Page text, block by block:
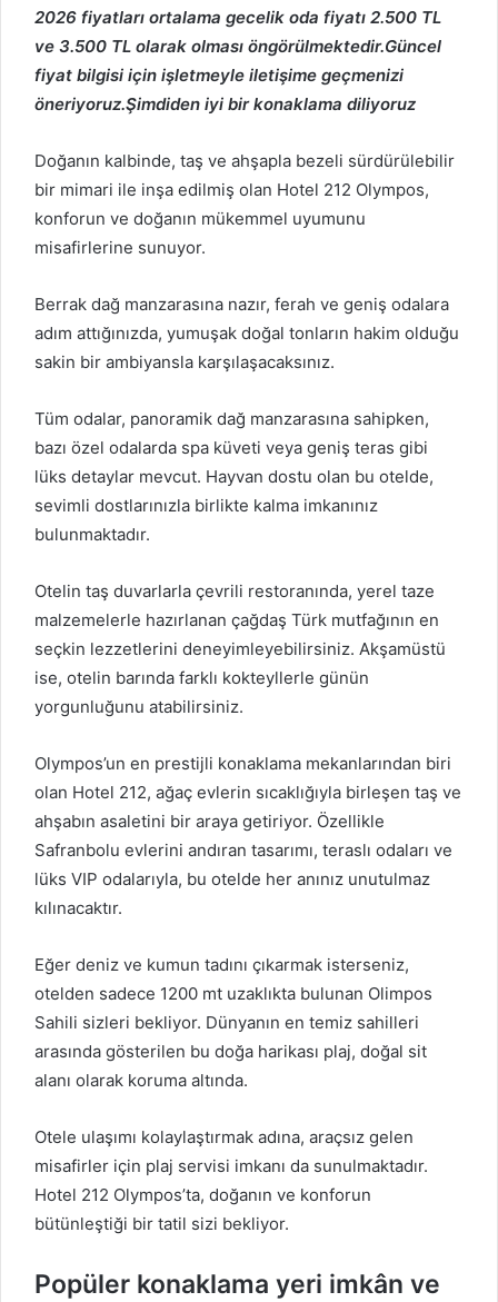
2026 fiyatları ortalama gecelik oda fiyatı 2.500 TL
ve 3.500 TL olarak olması öngörülmektedir.Güncel
fiyat bilgisi için işletmeyle iletişime geçmenizi
öneriyoruz.Şimdiden iyi bir konaklama diliyoruz
Doğanın kalbinde, taş ve ahşapla bezeli sürdürülebilir
bir mimari ile inşa edilmiş olan Hotel 212 Olympos,
konforun ve doğanın mükemmel uyumunu
misafirlerine sunuyor.
Berrak dağ manzarasına nazır, ferah ve geniş odalara
adım attığınızda, yumuşak doğal tonların hakim olduğu
sakin bir ambiyansla karşılaşacaksınız.
Tüm odalar, panoramik dağ manzarasına sahipken,
bazı özel odalarda spa küveti veya geniş teras gibi
lüks detaylar mevcut. Hayvan dostu olan bu otelde,
sevimli dostlarınızla birlikte kalma imkanınız
bulunmaktadır.
Otelin taş duvarlarla çevrili restoranında, yerel taze
malzemelerle hazırlanan çağdaş Türk mutfağının en
seçkin lezzetlerini deneyimleyebilirsiniz. Akşamüstü
ise, otelin barında farklı kokteyllerle günün
yorgunluğunu atabilirsiniz.
Olympos’un en prestijli konaklama mekanlarından biri
olan Hotel 212, ağaç evlerin sıcaklığıyla birleşen taş ve
ahşabın asaletini bir araya getiriyor. Özellikle
Safranbolu evlerini andıran tasarımı, teraslı odaları ve
lüks VIP odalarıyla, bu otelde her anınız unutulmaz
kılınacaktır.
Eğer deniz ve kumun tadını çıkarmak isterseniz,
otelden sadece 1200 mt uzaklıkta bulunan Olimpos
Sahili sizleri bekliyor. Dünyanın en temiz sahilleri
arasında gösterilen bu doğa harikası plaj, doğal sit
alanı olarak koruma altında.
Otele ulaşımı kolaylaştırmak adına, araçsız gelen
misafirler için plaj servisi imkanı da sunulmaktadır.
Hotel 212 Olympos’ta, doğanın ve konforun
bütünleştiği bir tatil sizi bekliyor.
Popüler konaklama yeri imkân ve